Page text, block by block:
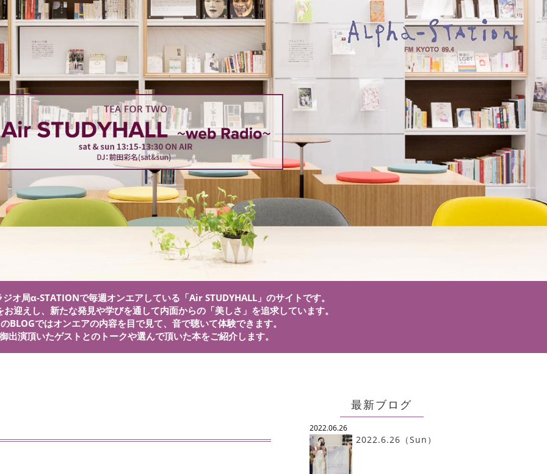
オ局α-STATIONで毎週オンエアしている「Air STUDYHALL」のサイトです。
迎えし、新たな発見や学びを通して内面からの「美しさ」を追求しています。
BLOGではオンエアの内容を目で見て、音で聴いて体験できます。
御出演頂いたゲストとのトークや選んで頂いた本をご紹介します。
最新ブログ
2022.06.26
2022.6.26（Sun）